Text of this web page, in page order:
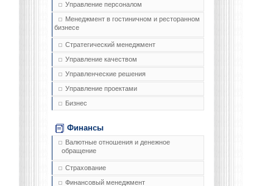
Управление персоналом
Менеджмент в гостиничном и ресторанном
бизнесе
Стратегический менеджмент
Управление качеством
Управленческие решения
Управление проектами
Бизнес
Финансы
Валютные отношения и денежное
обращение
Страхование
Финансовый менеджмент